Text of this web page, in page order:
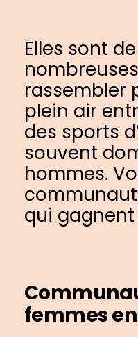
Elles sont
rassembler
plein air
des sports
souvent
hommes.
qui
femmes